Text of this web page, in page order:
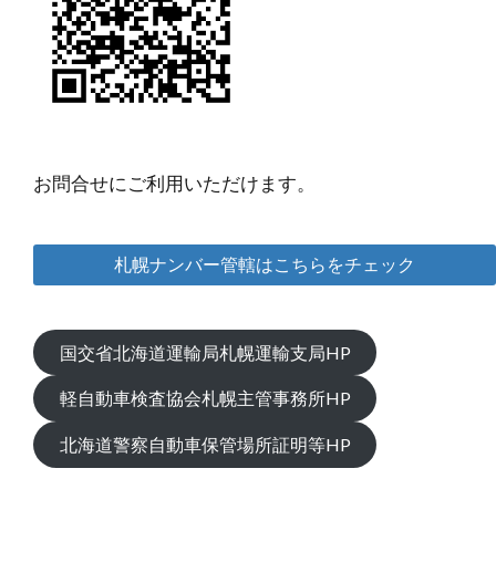
お問合せにご利用いただけます。
札幌ナンバー管轄はこちらをチェック
国交省北海道運輸局札幌運輸支局HP
軽自動車検査協会札幌主管事務所HP
北海道警察自動車保管場所証明等HP